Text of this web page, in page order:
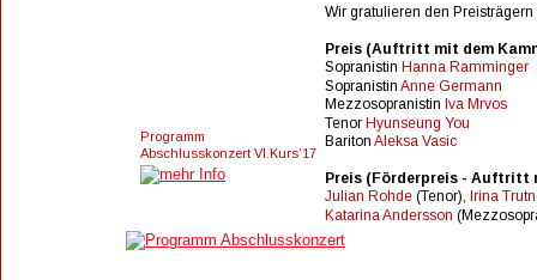
Programm
Abschlusskonzert VI.Kurs’17
Wir gratulieren den
Preis (Auftritt mit dem
Sopranistin Hanna Ramminger
Sopranistin Anne Germann
Mezzosopranistin Iva Mrvos
Tenor Hyunseung You
Bariton Aleksa Vasic
Preis (Förderpreis - Auftritt
Julian Rohde (Tenor), Irina
Katarina Andersson